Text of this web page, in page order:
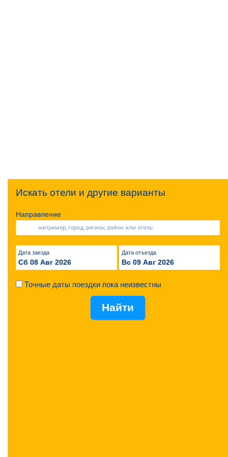
Искать отели и другие варианты
Направление
Дата заезда
Сб 08 Авг 2026
Дата отъезда
Вс 09 Авг 2026
Точные даты поездки пока неизвестны